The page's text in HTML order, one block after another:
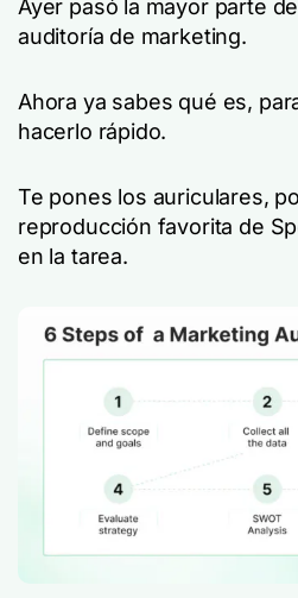
Ayer pasó la mayor parte
auditoría de marketing.
Ahora ya sabes qué es,
hacerlo rápido.
Te pones los auriculares,
reproducción favorita de
en la tarea.